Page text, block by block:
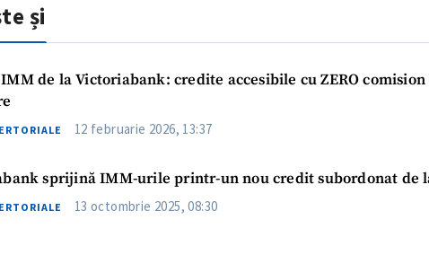
și
de la Victoriabank: credite accesibile cu ZERO comision
12 februarie 2026, 13:37
sprijină IMM-urile printr-un nou credit subordonat de
13 octombrie 2025, 08:30